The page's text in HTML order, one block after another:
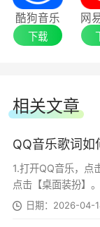
QQ音乐
录生活，单曲
3、智能推
猜你喜欢，最
酷狗音乐
下载
相关文章
QQ音乐歌词如
1.打开QQ音乐，点击左下
点击【桌面装扮】。 3.点击【歌词气泡】，选择想要的效果。 4.设
置好即可看到...
日期：2026-04-